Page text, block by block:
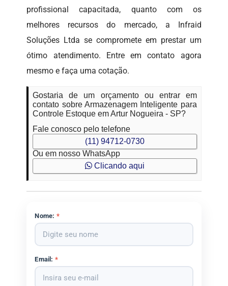
profissional capacitada, quanto com os
melhores recursos do mercado, a Infraid
Soluções Ltda se compromete em prestar um
ótimo atendimento. Entre em contato agora
mesmo e faça uma cotação.
Gostaria de um orçamento ou entrar em
contato sobre Armazenagem Inteligente para
Controle Estoque em Artur Nogueira - SP?
Fale conosco pelo telefone
(11) 94712-0730
Ou em nosso WhatsApp
Clicando aqui
Nome: *
Email: *